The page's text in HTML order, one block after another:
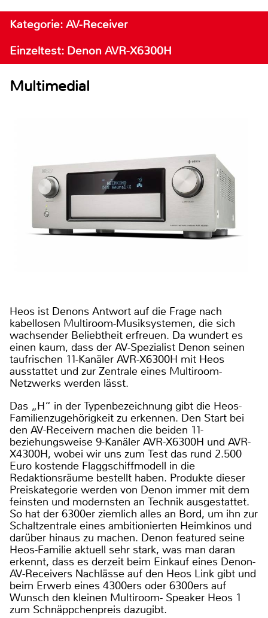
Kategorie: AV-Receiver
Einzeltest: Denon AVR-X6300H
Multimedial
Heos ist Denons Antwort auf die Frage nach
kabellosen Multiroom-Musiksystemen, die sich
wachsender Beliebtheit erfreuen. Da wundert es
einen kaum, dass der AV-Spezialist Denon seinen
taufrischen 11-Kanäler AVR-X6300H mit Heos
ausstattet und zur Zentrale eines Multiroom-
Netzwerks werden lässt.
Das „H“ in der Typenbezeichnung gibt die Heos-
Familienzugehörigkeit zu erkennen. Den Start bei
den AV-Receivern machen die beiden 11-
beziehungsweise 9-Kanäler AVR-X6300H und AVR-
X4300H, wobei wir uns zum Test das rund 2.500
Euro kostende Flaggschiffmodell in die
Redaktionsräume bestellt haben. Produkte dieser
Preiskategorie werden von Denon immer mit dem
feinsten und modernsten an Technik ausgestattet.
So hat der 6300er ziemlich alles an Bord, um ihn zur
Schaltzentrale eines ambitionierten Heimkinos und
darüber hinaus zu machen. Denon featured seine
Heos-Familie aktuell sehr stark, was man daran
erkennt, dass es derzeit beim Einkauf eines Denon-
AV-Receivers Nachlässe auf den Heos Link gibt und
beim Erwerb eines 4300ers oder 6300ers auf
Wunsch den kleinen Multiroom- Speaker Heos 1
zum Schnäppchenpreis dazugibt.